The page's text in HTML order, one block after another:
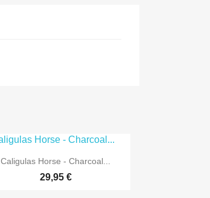
 Vorschau
Caligulas Horse - Charcoal...
29,95 €